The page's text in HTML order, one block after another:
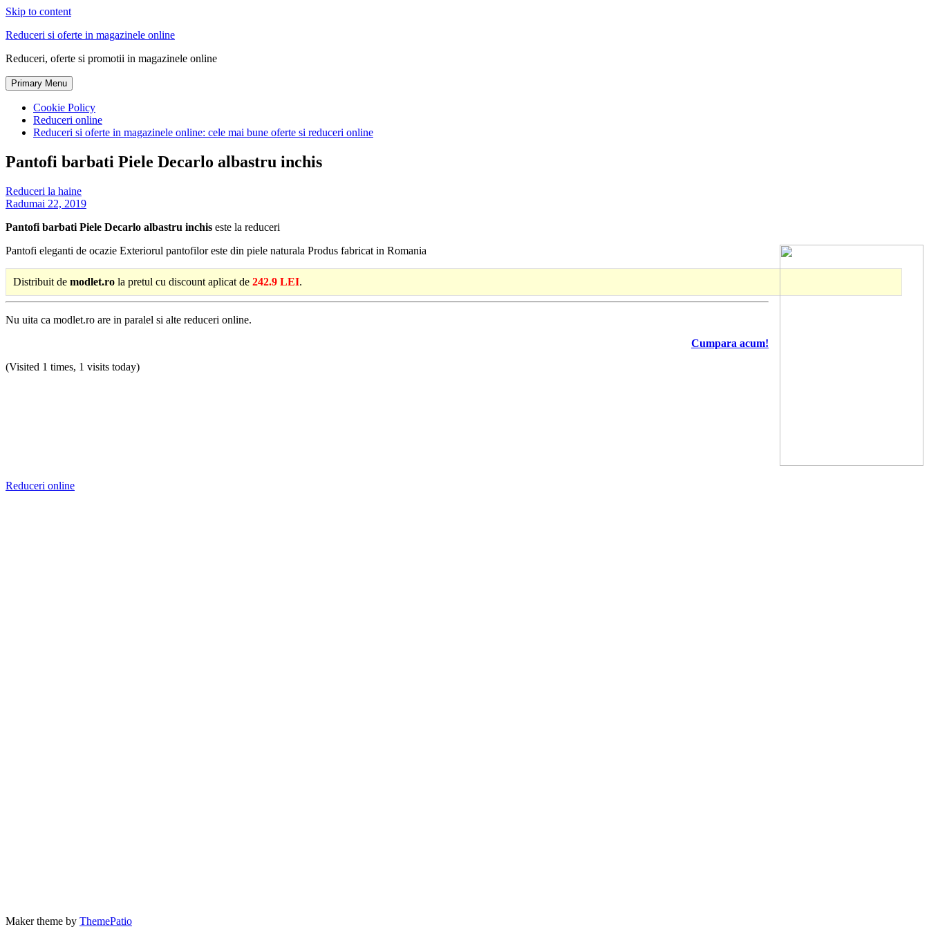
Skip to content
Reduceri si oferte in magazinele online
Reduceri, oferte si promotii in magazinele online
Primary Menu
Cookie Policy
Reduceri online
Reduceri si oferte in magazinele online: cele mai bune oferte si reduceri online
Pantofi barbati Piele Decarlo albastru inchis
Reduceri la haine
Radumai 22, 2019
Pantofi barbati Piele Decarlo albastru inchis este la reduceri
Pantofi eleganti de ocazie Exteriorul pantofilor este din piele naturala Produs fabricat in Romania
Distribuit de modlet.ro la pretul cu discount aplicat de 242.9 LEI.
Nu uita ca modlet.ro are in paralel si alte reduceri online.
Cumpara acum!
(Visited 1 times, 1 visits today)
Reduceri online
Maker theme by ThemePatio